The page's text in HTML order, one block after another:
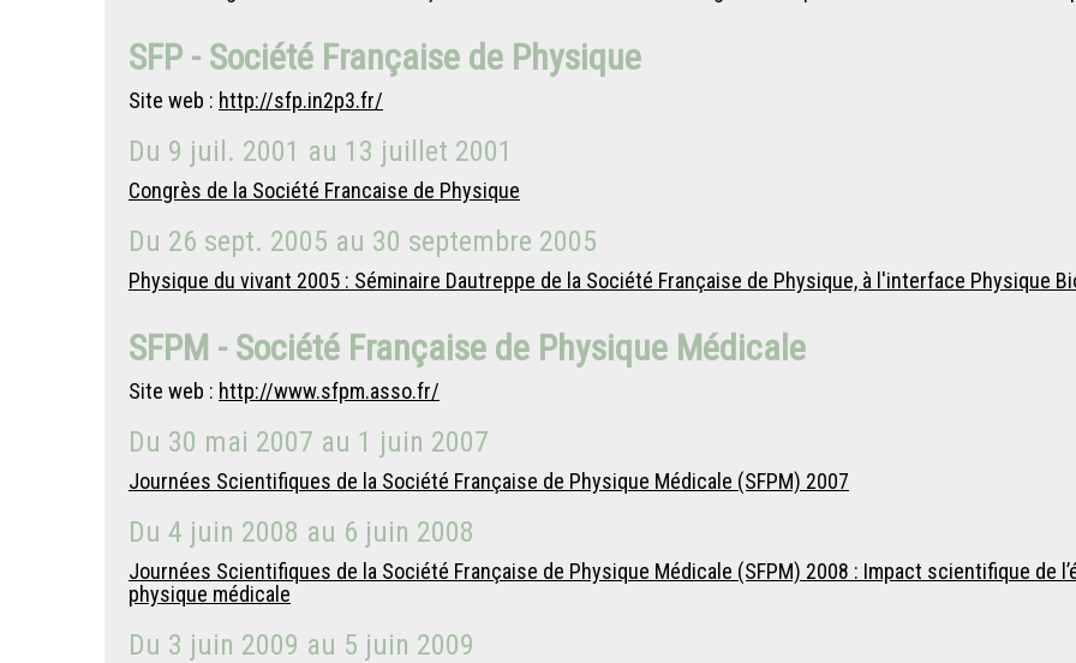
SFP - Société Française de Physique
Site web : http://sfp.in2p3.fr/
Du 9 juil. 2001 au 13 juillet 2001
Congrès de la Société Francaise de Physique
Du 26 sept. 2005 au 30 septembre 2005
Physique du vivant 2005 : Séminaire Dautreppe de la Société Française de Physique, à l'interface Physique
SFPM - Société Française de Physique Médicale
Site web : http://www.sfpm.asso.fr/
Du 30 mai 2007 au 1 juin 2007
Journées Scientifiques de la Société Française de Physique Médicale (SFPM) 2007
Du 4 juin 2008 au 6 juin 2008
Journées Scientifiques de la Société Française de Physique Médicale (SFPM) 2008 : Impact scientifique de
physique médicale
Du 3 juin 2009 au 5 juin 2009